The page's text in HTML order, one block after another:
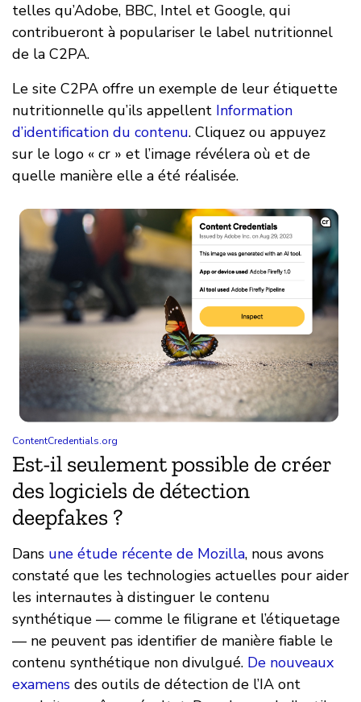
telles qu’Adobe, BBC, Intel et Google, qui
contribueront à populariser le label nutritionnel
de la C2PA.
Le site C2PA offre un exemple de leur étiquette
nutritionnelle qu’ils appellent Information
d’identification du contenu. Cliquez ou appuyez
sur le logo « cr » et l’image révélera où et de
quelle manière elle a été réalisée.
ContentCredentials.org
Est-il seulement possible de créer
des logiciels de détection
deepfakes ?
Dans une étude récente de Mozilla, nous avons
constaté que les technologies actuelles pour aider
les internautes à distinguer le contenu
synthétique — comme le filigrane et l’étiquetage
— ne peuvent pas identifier de manière fiable le
contenu synthétique non divulgué. De nouveaux
examens des outils de détection de l’IA ont